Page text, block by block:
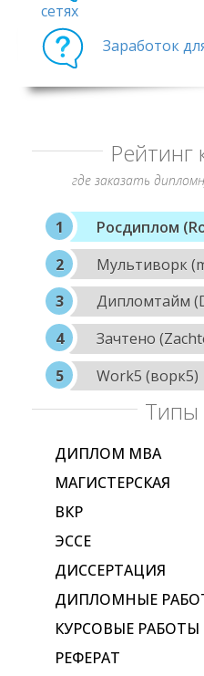
сетях
Заработок
Рейтинг
где заказать
Росдиплом
Мультиворк
Дипломтайм
Зачтено
Work5 (ворк5)
Типы
ДИПЛОМ МВА
МАГИСТЕРСКАЯ
ВКР
ЭССЕ
ДИССЕРТАЦИЯ
ДИПЛОМНЫЕ
КУРСОВЫЕ РАБОТЫ
РЕФЕРАТ